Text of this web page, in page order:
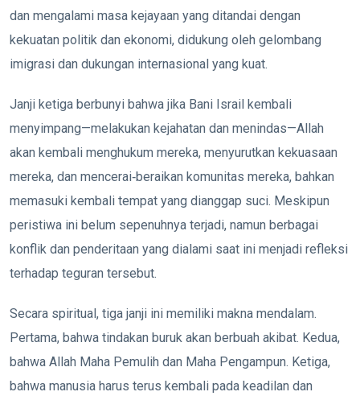
dan mengalami masa kejayaan yang ditandai dengan
kekuatan politik dan ekonomi, didukung oleh gelombang
imigrasi dan dukungan internasional yang kuat.
Janji ketiga berbunyi bahwa jika Bani Israil kembali
menyimpang—melakukan kejahatan dan menindas—Allah
akan kembali menghukum mereka, menyurutkan kekuasaan
mereka, dan mencerai‑beraikan komunitas mereka, bahkan
memasuki kembali tempat yang dianggap suci. Meskipun
peristiwa ini belum sepenuhnya terjadi, namun berbagai
konflik dan penderitaan yang dialami saat ini menjadi refleksi
terhadap teguran tersebut.
Secara spiritual, tiga janji ini memiliki makna mendalam.
Pertama, bahwa tindakan buruk akan berbuah akibat. Kedua,
bahwa Allah Maha Pemulih dan Maha Pengampun. Ketiga,
bahwa manusia harus terus kembali pada keadilan dan